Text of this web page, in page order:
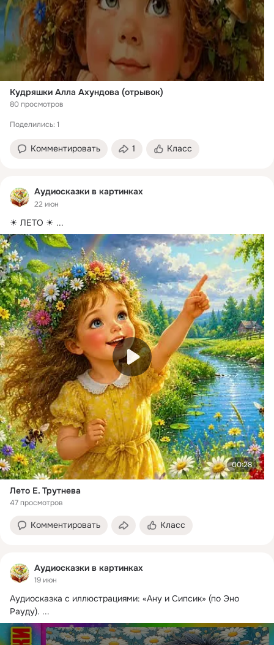
Кудряшки Алла Ахундова (отрывок)
80 просмотров
Поделились: 1
Комментировать 1 Класс
Аудиосказки в картинках
22 июн
☀ ЛЕТО ☀ ...
00:28
Лето Е. Трутнева
47 просмотров
Комментировать Класс
Аудиосказки в картинках
19 июн
Аудиосказка с иллюстрациями: «Ану и Сипсик» (по Эно
Рауду). ...